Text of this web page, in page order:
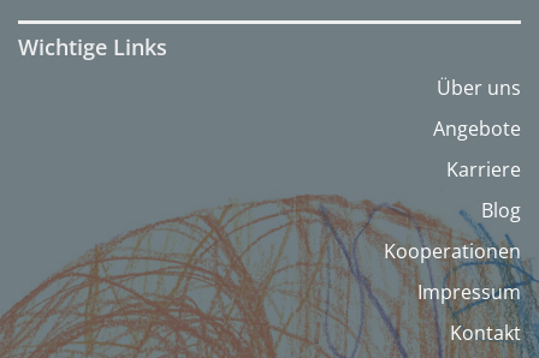
Wichtige Links
Über uns
Angebote
Karriere
Blog
Kooperationen
Impressum
Kontakt